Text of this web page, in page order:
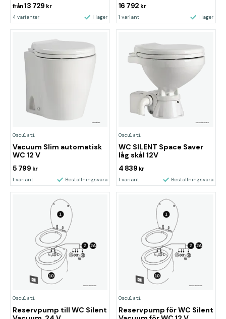
från13 729 kr
4 varianter I lager
16 792 kr
1 variant I lager
Osculati
Vacuum Slim automatisk
WC 12 V
5 799 kr
1 variant Beställningsvara
Osculati
WC SILENT Space Saver
låg skål 12V
4 839 kr
1 variant Beställningsvara
Osculati
Reservpump till WC Silent
Osculati
Reservpump för WC Silent